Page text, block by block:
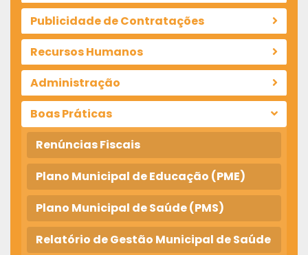
Publicidade de Contratações
Recursos Humanos
Administração
Boas Práticas
Renúncias Fiscais
Plano Municipal de Educação (PME)
Plano Municipal de Saúde (PMS)
Relatório de Gestão Municipal de Saúde